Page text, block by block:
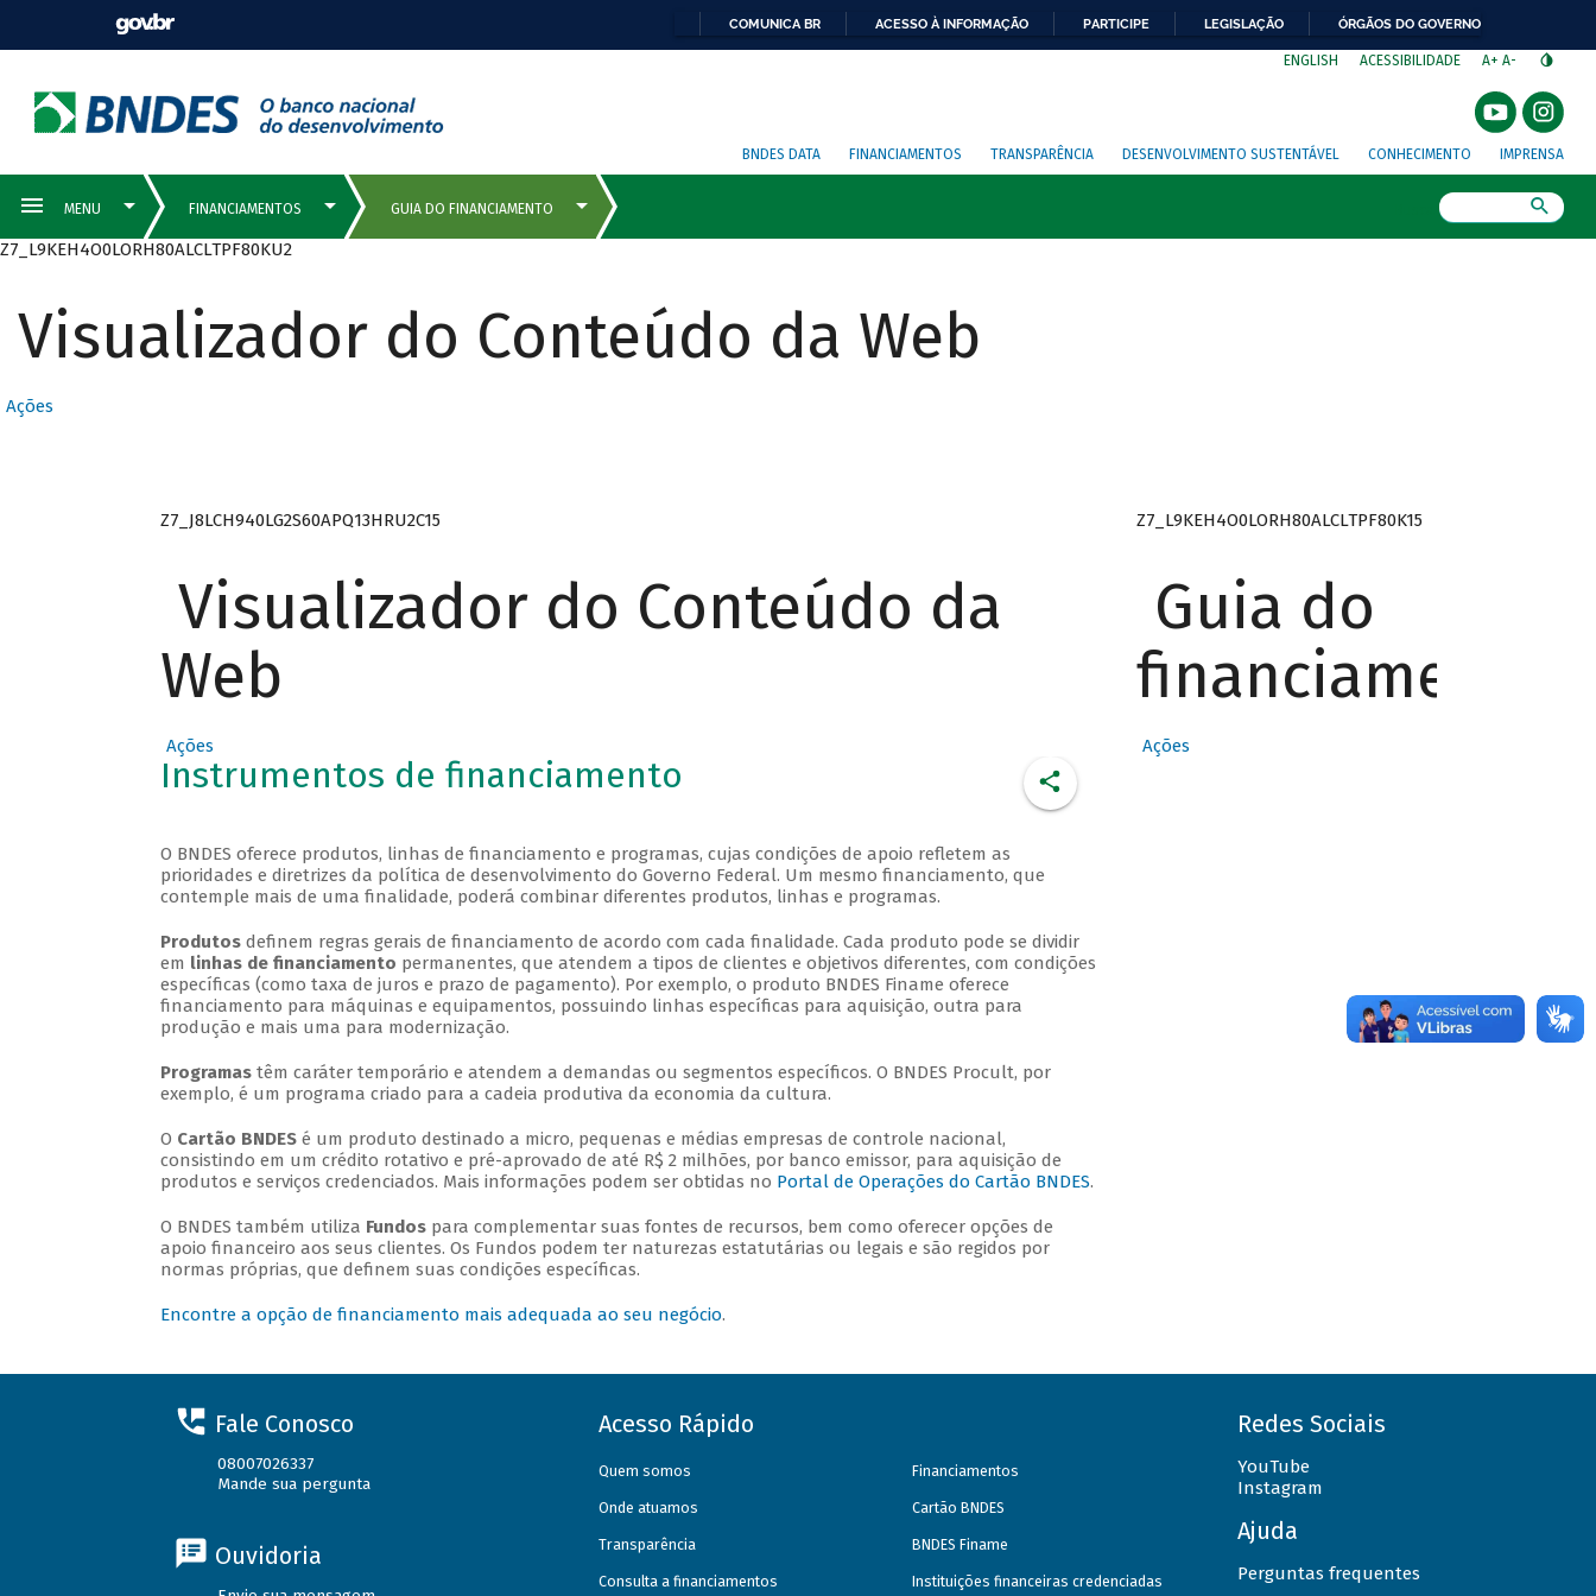
COMUNICA BR ACESSO À INFORMAÇÃO PARTICIPE LEGISLAÇÃO ÓRGÃOS DO GOVERNO
ENGLISH ACESSIBILIDADE A+ A-
BNDES DATA FINANCIAMENTOS TRANSPARÊNCIA DESENVOLVIMENTO SUSTENTÁVEL CONHECIMENTO IMPRENSA
Z7_L9KEH4O0LORH80ALCLTPF80KU2
Visualizador do Conteúdo da Web
Ações
Z7_J8LCH940LG2S60APQ13HRU2C15
Visualizador do Conteúdo da
Web
Ações
Instrumentos de financiamento
O BNDES oferece produtos, linhas de financiamento e programas, cujas condições de apoio refletem as
prioridades e diretrizes da política de desenvolvimento do Governo Federal. Um mesmo financiamento, que
contemple mais de uma finalidade, poderá combinar diferentes produtos, linhas e programas.
Produtosdefinem regras gerais de financiamento de acordo com cada finalidade. Cada produto pode se dividir
em linhas de financiamento permanentes, que atendem a tipos de clientes e objetivos diferentes, com condições
específicas (como taxa de juros e prazo de pagamento). Por exemplo, o produto BNDES Finame oferece
financiamento para máquinas e equipamentos, possuindo linhas específicas para aquisição, outra para
produção e mais uma para modernização.
Programas têm caráter temporário e atendem a demandas ou segmentos específicos. O BNDES Procult, por
exemplo, é um programa criado para a cadeia produtiva da economia da cultura.
O Cartão BNDESé um produto destinado a micro, pequenas e médias empresas de controle nacional,
consistindo em um crédito rotativo e pré-aprovado de até R$ 2 milhões, por banco emissor, para aquisição de
produtos e serviços credenciados. Mais informações podem ser obtidas no Portal de Operações do Cartão BNDES.
O BNDES também utiliza Fundospara complementar suas fontes de recursos, bem como oferecer opções de
apoio financeiro aos seus clientes. Os Fundos podem ter naturezas estatutárias ou legais e são regidos por
normas próprias, que definem suas condições específicas.
Encontre a opção de financiamento mais adequada ao seu negócio.
Z7_L9KEH4O0LORH80ALCLTPF80K15
Guia do
financiamento
Ações
Fale Conosco
08007026337
Mande sua pergunta
Ouvidoria
Acesso Rápido
Quem somos
Onde atuamos
Transparência
Consulta a financiamentos
Financiamentos
Cartão BNDES
BNDES Finame
Instituições financeiras credenciadas
Redes Sociais
YouTube
Instagram
Ajuda
Perguntas frequentes